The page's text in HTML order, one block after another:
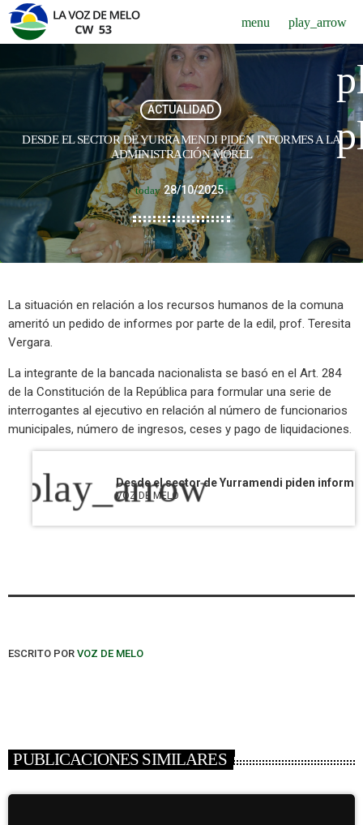
menu play_arrow
ACTUALIDAD
DESDE EL SECTOR DE YURRAMENDI PIDEN INFORMES A LA
ADMINISTRACIÓN MOREL
today 28/10/2025
La situación en relación a los recursos humanos de la comuna
ameritó un pedido de informes por parte de la edil, prof. Teresita
Vergara.
La integrante de la bancada nacionalista se basó en el Art. 284
de la Constitución de la República para formular una serie de
interrogantes al ejecutivo en relación al número de funcionarios
municipales, número de ingresos, ceses y pago de liquidaciones.
play_arrow
VOZ DE MELO
ESCRITO POR VOZ DE MELO
PUBLICACIONES SIMILARES